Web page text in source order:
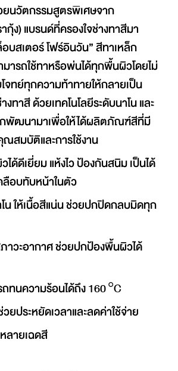
นวัตกรรมสูตรพิเศษจาก
ง) แบรนด์ที่ครองใจช่างทาสีมา
บสเตอร์ โฟร์อินวัน” สีทาเหล็ก
มารถใช้ทาหรือพ่นได้ทุกพื้นผิวโดยไม่
ทย์ทุกความท้าทายให้กลายเป็น
งทาสี ด้วยเทคโนโลยีระดับนาโน และ
พัฒนามาเพื่อให้ได้ผลิตภัณฑ์สีที่มี
ณสมบัติและการใช้งาน
ได้ดีเยี่ยม แห้งไว ป้องกันสนิม เป็นได้
ลือบทับหน้าในตัว
น ให้เนื้อสีแน่น ช่วยปกปิดกลบมิดทุก
าวะอากาศ ช่วยปกป้องพื้นผิวได้
ทนความร้อนได้ถึง 160 °C
ยประหยัดเวลาและลดค่าใช้จ่าย
ลายเฉดสี